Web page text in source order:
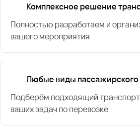
Комплексное решение
Полностью разработаем и
вашего мероприятия
Любые виды пассажирского
Подберём подходящий
ваших задач по перевозке